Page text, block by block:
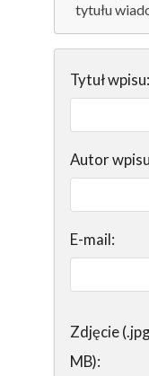
tytułu
Tytuł wpisu:
Autor
E-mail:
Zdjęcie
MB):